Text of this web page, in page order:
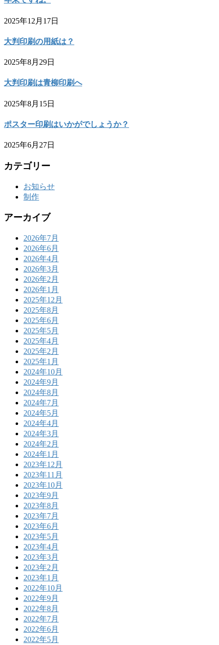
2025年12月17日
大判印刷の用紙は？
2025年8月29日
大判印刷は青柳印刷へ
2025年8月15日
ポスター印刷はいかがでしょうか？
2025年6月27日
カテゴリー
お知らせ
制作
アーカイブ
2026年7月
2026年6月
2026年4月
2026年3月
2026年2月
2026年1月
2025年12月
2025年8月
2025年6月
2025年5月
2025年4月
2025年2月
2025年1月
2024年10月
2024年9月
2024年8月
2024年7月
2024年5月
2024年4月
2024年3月
2024年2月
2024年1月
2023年12月
2023年11月
2023年10月
2023年9月
2023年8月
2023年7月
2023年6月
2023年5月
2023年4月
2023年3月
2023年2月
2023年1月
2022年10月
2022年9月
2022年8月
2022年7月
2022年6月
2022年5月